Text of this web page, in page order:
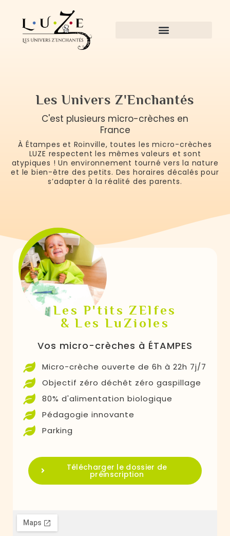
Les Univers Z'Enchantés
C'est plusieurs micro-crèches en
France
À Étampes et Roinville, toutes les micro-crèches
LUZE respectent les mêmes valeurs et sont
atypiques ! Un environnement tourné vers la nature
et le bien-être des petits. Des horaires décalés pour
s’adapter à la réalité des parents.
Les P'tits ZElfes
& Les LuZioles
Vos micro-crèches à ÉTAMPES
Micro-crèche ouverte de 6h à 22h 7j/7
Objectif zéro déchêt zéro gaspillage
80% d'alimentation biologique
Pédagogie innovante
Parking
Télécharger le dossier de
préinscription